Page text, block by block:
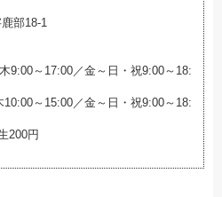
部18-1
9:00～17:00／金～日・祝9:00～18:
10:00～15:00／金～日・祝9:00～18:
200円